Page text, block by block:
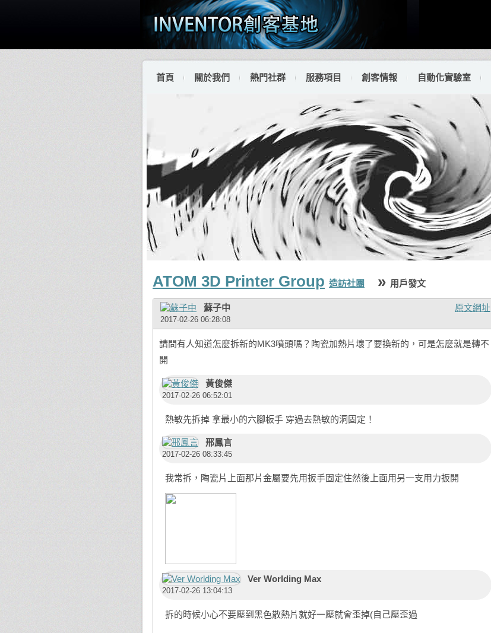
首頁 關於我們 熱門社群 服務項目 創客情報 自動化實驗室
ATOM 3D Printer Group 造訪社團 » 用戶發文
原文網址
蘇子中
2017-02-26 06:28:08
請問有人知道怎麼拆新的MK3噴頭嗎？陶瓷加熱片壞了要換新的，可是怎麼就是轉不
開
黃俊傑
2017-02-26 06:52:01
熱敏先拆掉 拿最小的六腳板手 穿過去熱敏的洞固定！
邢鳳言
2017-02-26 08:33:45
我常拆，陶瓷片上面那片金屬要先用扳手固定住然後上面用另一支用力扳開
Ver Worlding Max
2017-02-26 13:04:13
拆的時候小心不要壓到黑色散熱片就好一壓就會歪掉(自己壓歪過